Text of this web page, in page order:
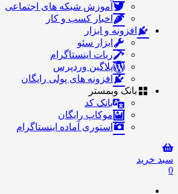
آموزش شبکه های اجتماعی
اخبار کسب و کار
افزونه و ابزار
ابزار سئو
ربات اینستاگرام
پلاگین وردپرس
افزونه های پولی رایگان
بانک وبمستر
بانک کد
موکاپ رایگان
استوری آماده اینستاگرام
سبد خرید
0